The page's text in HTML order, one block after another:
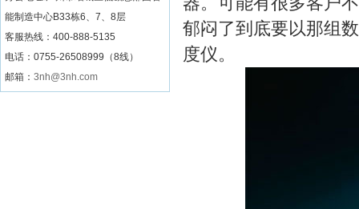
能制造中心B33栋6、7、8层
客服热线： 400-888-5135
电话：0755-26508999（8线）
邮箱： 3nh@3nh.com
郁闷了到底要以那组
度仪。